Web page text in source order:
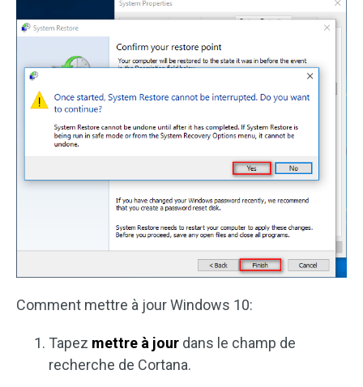
Comment mettre à jour Windows 10:
Tapez mettre à jour dans le champ de
recherche de Cortana.